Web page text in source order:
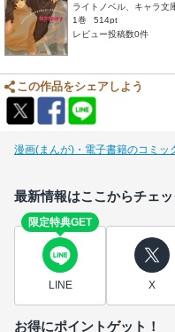
ライトノベル、キャラ文
1巻
514pt
レビュー投稿数0件
この作品をシェアしよう
漫画(まんが)・電子書籍のコミッ
最新情報はここからチェッ
限定特典GET
LINE X
お得にポイントゲット！